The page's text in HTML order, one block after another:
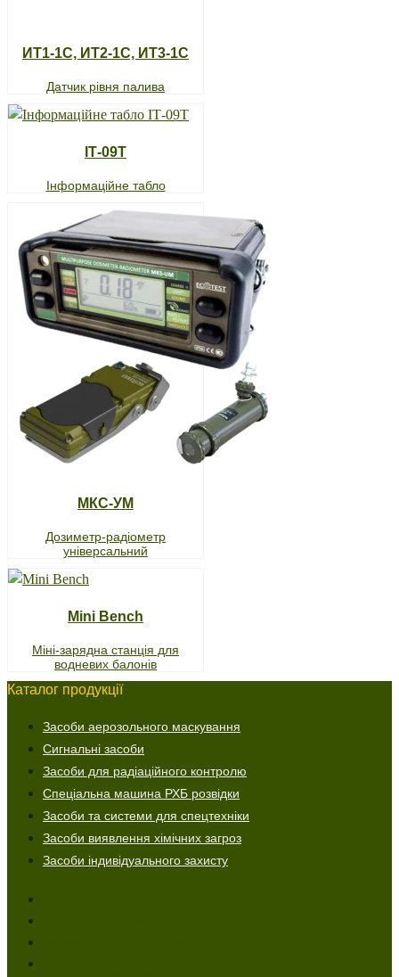
ИТ1-1С, ИТ2-1С, ИТ3-1С
Датчик рівня палива
ІТ-09Т
Інформаційне табло
МКС-УМ
Дозиметр-радіометр
універсальний
Mini Bench
Міні-зарядна станція для
водневих балонів
Каталог продукції
Засоби аерозольного маскування
Сигнальні засоби
Засоби для радіаційного контролю
Спеціальна машина РХБ розвідки
Засоби та системи для спецтехніки
Засоби виявлення хімічних загроз
Засоби індивідуального захисту